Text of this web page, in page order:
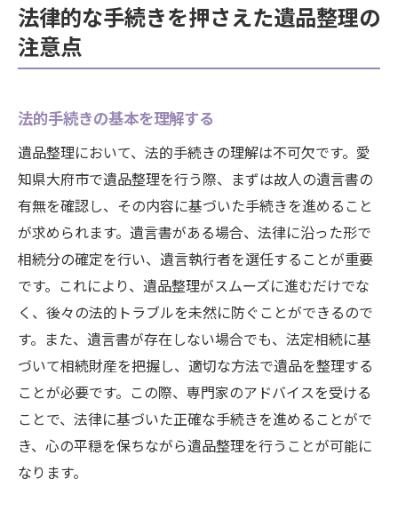
法律的な手続きを押さえた遺品整理の
注意点
法的手続きの基本を理解する
遺品整理において、法的手続きの理解は不可欠です。愛
知県大府市で遺品整理を行う際、まずは故人の遺言書の
有無を確認し、その内容に基づいた手続きを進めること
が求められます。遺言書がある場合、法律に沿った形で
相続分の確定を行い、遺言執行者を選任することが重要
です。これにより、遺品整理がスムーズに進むだけでな
く、後々の法的トラブルを未然に防ぐことができるので
す。また、遺言書が存在しない場合でも、法定相続に基
づいて相続財産を把握し、適切な方法で遺品を整理する
ことが必要です。この際、専門家のアドバイスを受ける
ことで、法律に基づいた正確な手続きを進めることがで
き、心の平穏を保ちながら遺品整理を行うことが可能に
なります。